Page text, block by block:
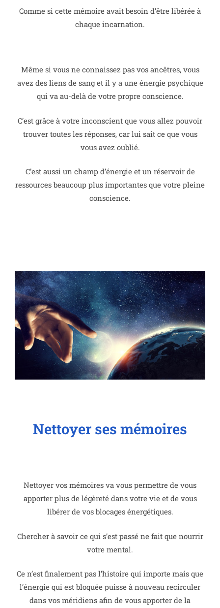
Comme si cette mémoire avait besoin d’être libérée à
chaque incarnation.
Même si vous ne connaissez pas vos ancêtres, vous
avez des liens de sang et il y a une énergie psychique
qui va au-delà de votre propre conscience.
C’est grâce à votre inconscient que vous allez pouvoir
trouver toutes les réponses, car lui sait ce que vous
vous avez oublié.
C’est aussi un champ d’énergie et un réservoir de
ressources beaucoup plus importantes que votre pleine
conscience.
Nettoyer ses mémoires
Nettoyer vos mémoires va vous permettre de vous
apporter plus de légèreté dans votre vie et de vous
libérer de vos blocages énergétiques.
Chercher à savoir ce qui s’est passé ne fait que nourrir
votre mental.
Ce n’est finalement pas l’histoire qui importe mais que
l’énergie qui est bloquée puisse à nouveau recirculer
dans vos méridiens afin de vous apporter de la